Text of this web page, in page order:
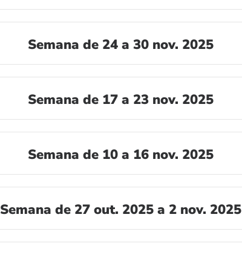
Semana de 24 a 30 nov. 2025
Semana de 17 a 23 nov. 2025
Semana de 10 a 16 nov. 2025
Semana de 27 out. 2025 a 2 nov. 2025